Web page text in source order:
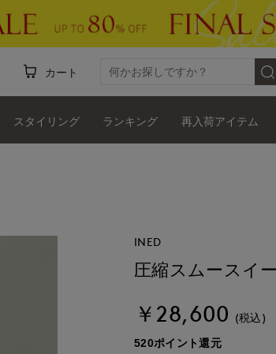
カート
スタイリング ランキング 再入荷アイテム
INED
圧縮スムースイ
￥28,600 (税込)
520ポイント還元